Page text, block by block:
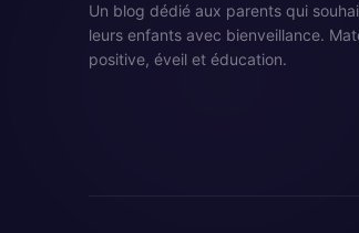
Un blog dédié aux parents qui
leurs enfants avec bienveillance.
positive, éveil et éducation.